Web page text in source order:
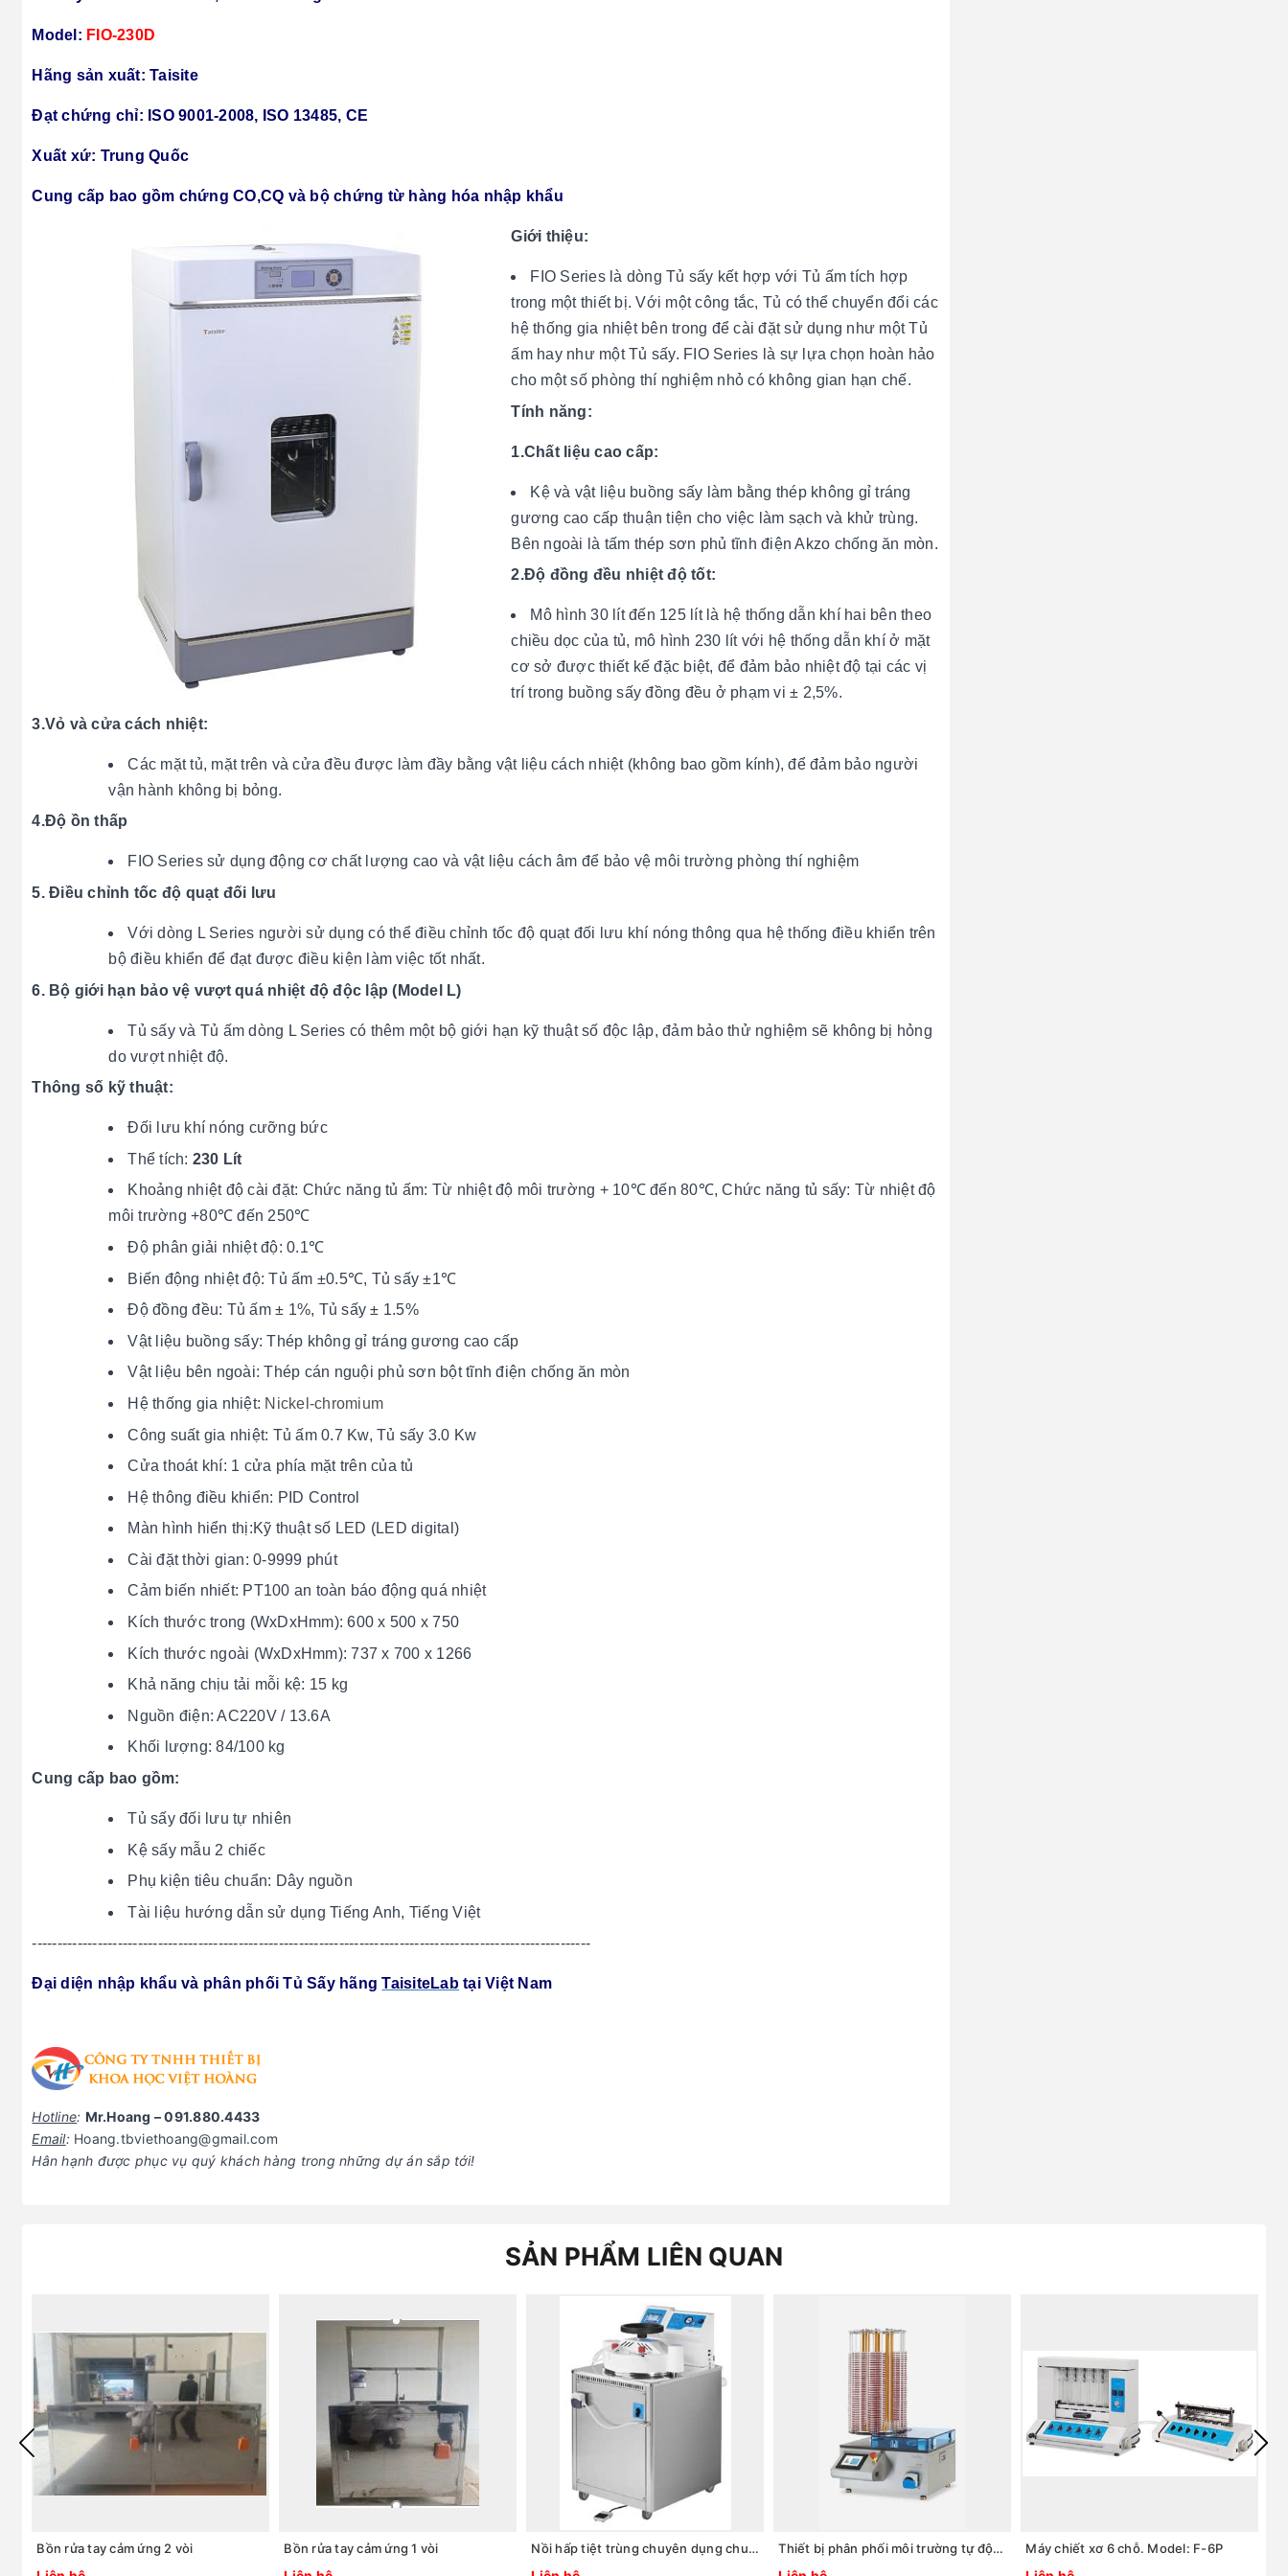
Model: FIO-230D
Hãng sản xuất: Taisite
Đạt chứng chỉ: ISO 9001-2008, ISO 13485, CE
Xuất xứ: Trung Quốc
Cung cấp bao gồm chứng CO,CQ và bộ chứng từ hàng hóa nhập khẩu
Giới thiệu:
FIO Series là dòng Tủ sấy kết hợp với Tủ ấm tích hợp
trong một thiết bị. Với một công tắc, Tủ có thể chuyển đổi các
hệ thống gia nhiệt bên trong để cài đặt sử dụng như một Tủ
ấm hay như một Tủ sấy. FIO Series là sự lựa chọn hoàn hảo
cho một số phòng thí nghiệm nhỏ có không gian hạn chế.
Tính năng:
1.Chất liệu cao cấp:
Kệ và vật liệu buồng sấy làm bằng thép không gỉ tráng
gương cao cấp thuận tiện cho việc làm sạch và khử trùng.
Bên ngoài là tấm thép sơn phủ tĩnh điện Akzo chống ăn mòn.
2.Độ đồng đều nhiệt độ tốt:
Mô hình 30 lít đến 125 lít là hệ thống dẫn khí hai bên theo
chiều dọc của tủ, mô hình 230 lít với hệ thống dẫn khí ở mặt
cơ sở được thiết kế đặc biệt, để đảm bảo nhiệt độ tại các vị
trí trong buồng sấy đồng đều ở phạm vi ± 2,5%.
3.Vỏ và cửa cách nhiệt:
Các mặt tủ, mặt trên và cửa đều được làm đầy bằng vật liệu cách nhiệt (không bao gồm kính), để đảm bảo người
vận hành không bị bỏng.
4.Độ ồn thấp
FIO Series sử dụng động cơ chất lượng cao và vật liệu cách âm để bảo vệ môi trường phòng thí nghiệm
5. Điều chỉnh tốc độ quạt đối lưu
Với dòng L Series người sử dụng có thể điều chỉnh tốc độ quạt đối lưu khí nóng thông qua hệ thống điều khiển trên
bộ điều khiển để đạt được điều kiện làm việc tốt nhất.
6. Bộ giới hạn bảo vệ vượt quá nhiệt độ độc lập (Model L)
Tủ sấy và Tủ ấm dòng L Series có thêm một bộ giới hạn kỹ thuật số độc lập, đảm bảo thử nghiệm sẽ không bị hỏng
do vượt nhiệt độ.
Thông số kỹ thuật:
Đối lưu khí nóng cưỡng bức
Thể tích: 230 Lít
Khoảng nhiệt độ cài đặt: Chức năng tủ ấm: Từ nhiệt độ môi trường + 10℃ đến 80℃, Chức năng tủ sấy: Từ nhiệt độ
môi trường +80℃ đến 250℃
Độ phân giải nhiệt độ: 0.1℃
Biến động nhiệt độ: Tủ ấm ±0.5℃, Tủ sấy ±1℃
Độ đồng đều: Tủ ấm ± 1%, Tủ sấy ± 1.5%
Vật liệu buồng sấy: Thép không gỉ tráng gương cao cấp
Vật liệu bên ngoài: Thép cán nguội phủ sơn bột tĩnh điện chống ăn mòn
Hệ thống gia nhiệt: Nickel-chromium
Công suất gia nhiệt: Tủ ấm 0.7 Kw, Tủ sấy 3.0 Kw
Cửa thoát khí: 1 cửa phía mặt trên của tủ
Hệ thông điều khiển: PID Control
Màn hình hiển thị:Kỹ thuật số LED (LED digital)
Cài đặt thời gian: 0-9999 phút
Cảm biến nhiết: PT100 an toàn báo động quá nhiệt
Kích thước trong (WxDxHmm): 600 x 500 x 750
Kích thước ngoài (WxDxHmm): 737 x 700 x 1266
Khả năng chịu tải mỗi kệ: 15 kg
Nguồn điện: AC220V / 13.6A
Khối lượng: 84/100 kg
Cung cấp bao gồm:
Tủ sấy đối lưu tự nhiên
Kệ sấy mẫu 2 chiếc
Phụ kiện tiêu chuẩn: Dây nguồn
Tài liệu hướng dẫn sử dụng Tiếng Anh, Tiếng Việt
​---------------------------------------------------------------------------------------------------------------
Đại diện nhập khẩu và phân phối Tủ Sấy hãng TaisiteLab tại Việt Nam
Hotline: Mr.Hoang – 091.880.4433
Email:Hoang.tbviethoang@gmail.com
Hân hạnh được phục vụ quý khách hàng trong những dự án sắp tới!
SẢN PHẨM LIÊN QUAN
Bồn rửa tay cảm ứng 2 vòi Bồn rửa tay cảm ứng 1 vòi Nồi hấp tiệt trùng chuyên dụng chuẩn bị môi trường nuôi cấy. Model: AE-40-MP Thiết bị phân phối môi trường tự động cho đĩa petri. Model: CAR-MP-280/90 Máy chiết xơ 6 chỗ. Model: F-6P